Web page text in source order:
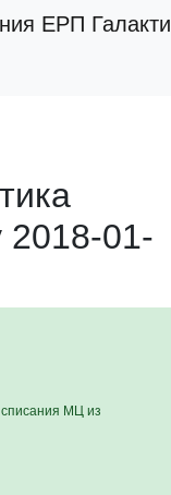
ЕРП
01-
МЦ из